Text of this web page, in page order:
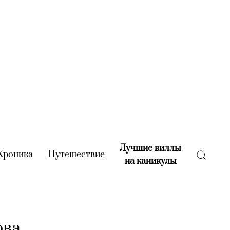
(current)
Путешествие(current)
Лучшие виллы
на каникулы(current)